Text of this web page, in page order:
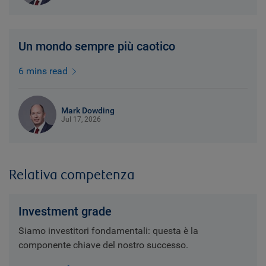
Un mondo sempre più caotico
6 mins read
Mark Dowding
Jul 17, 2026
Relativa competenza
Investment grade
Siamo investitori fondamentali: questa è la
componente chiave del nostro successo.